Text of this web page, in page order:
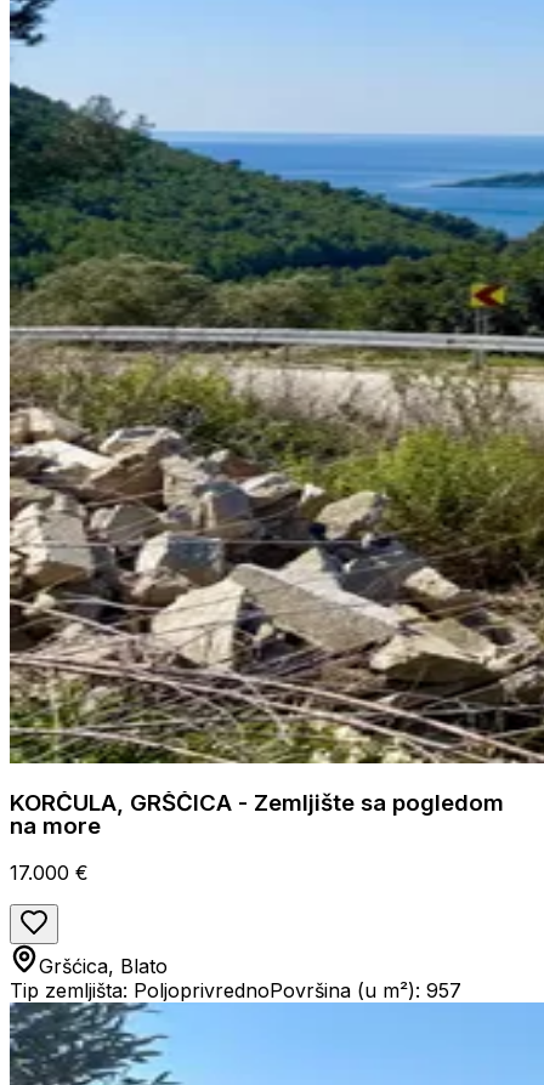
KORČULA, GRŠČICA - Zemljište sa pogledom
na more
17.000 €
Gršćica, Blato
Tip zemljišta: PoljoprivrednoPovršina (u m²): 957